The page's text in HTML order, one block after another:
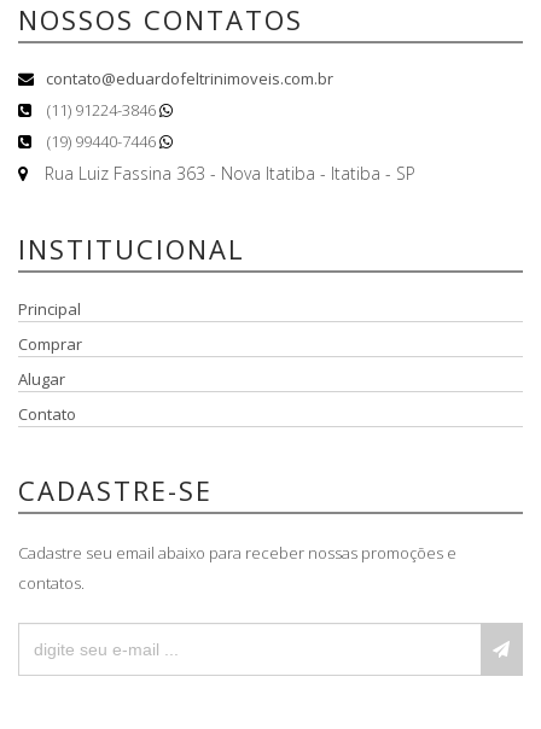
NOSSOS CONTATOS
contato@eduardofeltrinimoveis.com.br
(11) 91224-3846
(19) 99440-7446
Rua Luiz Fassina 363 - Nova Itatiba - Itatiba - SP
INSTITUCIONAL
Principal
Comprar
Alugar
Contato
CADASTRE-SE
Cadastre seu email abaixo para receber nossas promoções e
contatos.